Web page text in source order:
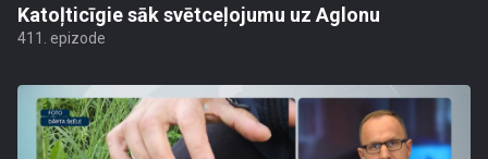
Katoļticīgie sāk svētceļojumu uz Aglonu
411. epizode